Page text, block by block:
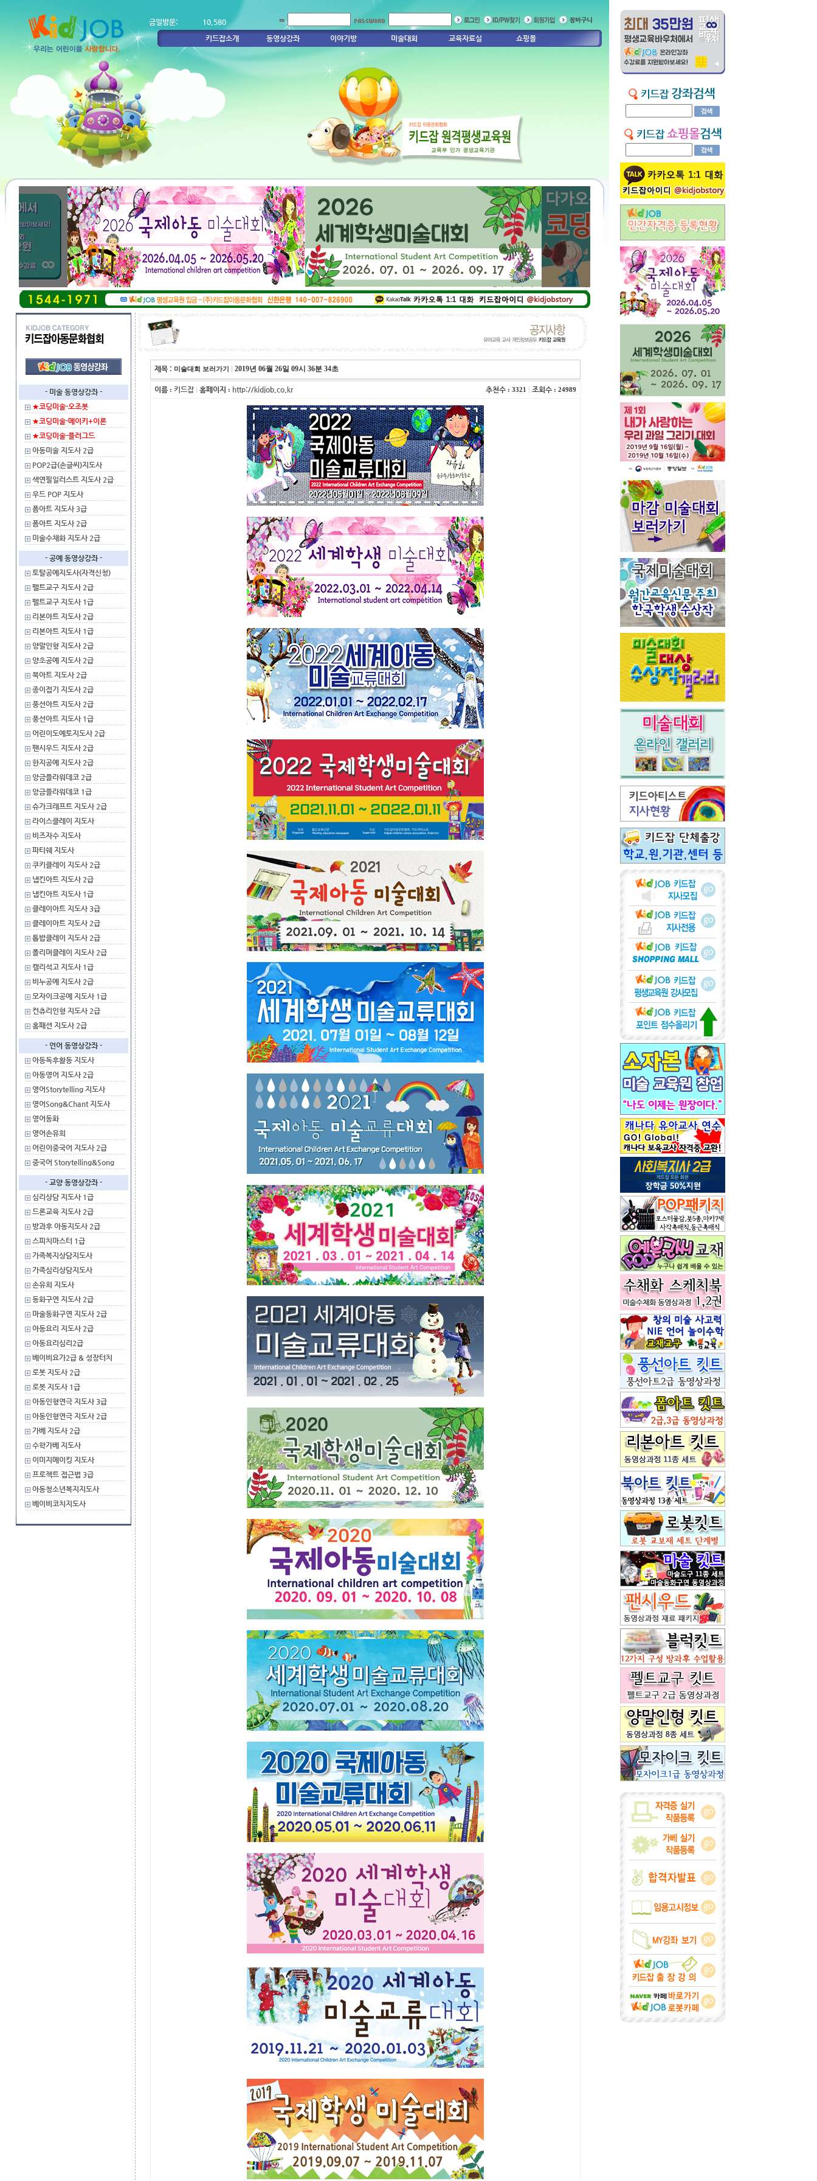
금일방문:
10,580
키드잡소개
동영상강좌 이야기방 미술대회 교육자료실 쇼핑몰
1 2 3 4
- 미술 동영상강좌 -
★코딩미술-오조봇
★코딩미술-메이키+이론
★코딩미술-플러그드
아동미술 지도사 2급
POP2급(손글씨)지도사
색연필일러스트 지도사 2급
우드 POP 지도사
폼아트 지도사 3급
폼아트 지도사 2급
미술수채화 지도사 2급
- 공예 동영상강좌 -
토탈공예지도사(자격신청)
펠트교구 지도사 2급
펠트교구 지도사 1급
리본아트 지도사 2급
리본아트 지도사 1급
양말인형 지도사 2급
양초공예 지도사 2급
북아트 지도사 2급
종이접기 지도사 2급
풍선아트 지도사 2급
풍선아트 지도사 1급
어린이도예토지도사 2급
팬시우드 지도사 2급
한지공예 지도사 2급
앙금플라워데코 2급
앙금플라워데코 1급
슈가크래프트 지도사 2급
라이스클레이 지도사
비즈자수 지도사
파티쉐 지도사
쿠키클레이 지도사 2급
냅킨아트 지도사 2급
냅킨아트 지도사 1급
클레이아트 지도사 3급
클레이아트 지도사 2급
톱밥클레이 지도사 2급
폴리머클레이 지도사 2급
캘리석고 지도사 1급
비누공예 지도사 2급
모자이크공예 지도사 1급
컨츄리인형 지도사 2급
홈패션 지도사 2급
- 언어 동영상강좌 -
아동독후활동 지도사
아동영어 지도사 2급
영어Storytelling 지도사
영어Song&Chant 지도사
영어동화
영어손유희
어린이중국어 지도사 2급
중국어 Storytelling&Song
- 교양 동영상강좌 -
심리상담 지도사 1급
드론교육 지도사 2급
방과후 아동지도사 2급
스피치마스터 1급
가족복지상담지도사
가족심리상담지도사
손유희 지도사
동화구연 지도사 2급
마술동화구연 지도사 2급
아동요리 지도사 2급
아동요리심리2급
베이비요가2급 & 성장터치
로봇 지도사 2급
로봇 지도사 1급
아동인형연극 지도사 3급
아동인형연극 지도사 2급
가베 지도사 2급
수학가베 지도사
이미지메이킹 지도사
프로젝트 접근법 3급
아동청소년복지지도사
베이비코치지도사
제목 : 미술대회 보러가기 2019년 06월 26일 09시 36분 34초
이름 : 키드잡 홈페이지 : http://kidjob.co.kr 추천수 : 3321 조회수 : 24989